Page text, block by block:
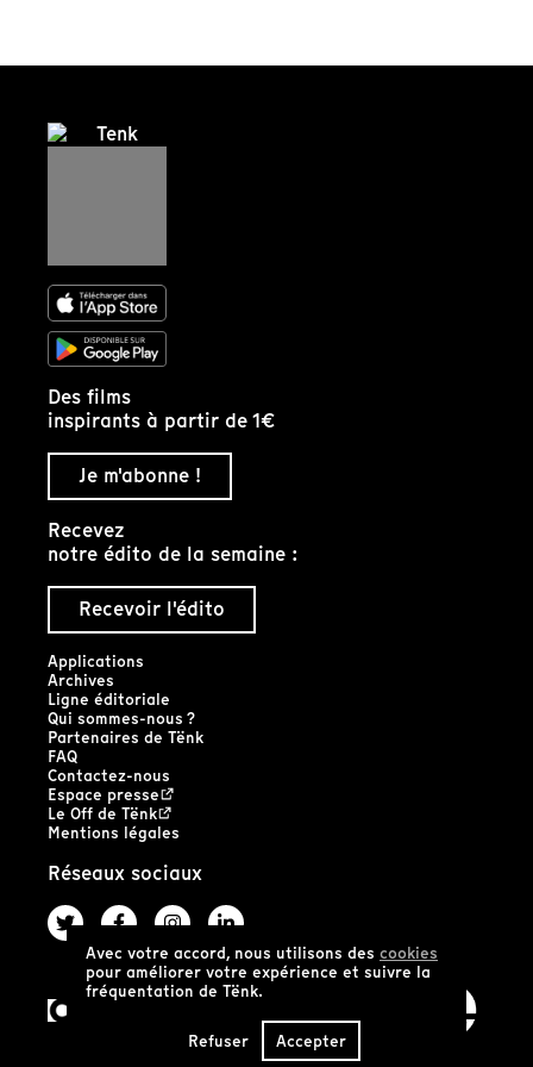
Avec votre accord, nous utilisons des cookies
pour améliorer votre expérience et suivre la
fréquentation de Tënk.
Refuser Accepter
Des films
inspirants à partir de 1€
Je m'abonne !
Recevez
notre édito de la semaine :
Recevoir l'édito
Applications
Archives
Ligne éditoriale
Qui sommes-nous ?
Partenaires de Tënk
FAQ
Contactez-nous
Espace presse
Le Off de Tënk
Mentions légales
Réseaux sociaux